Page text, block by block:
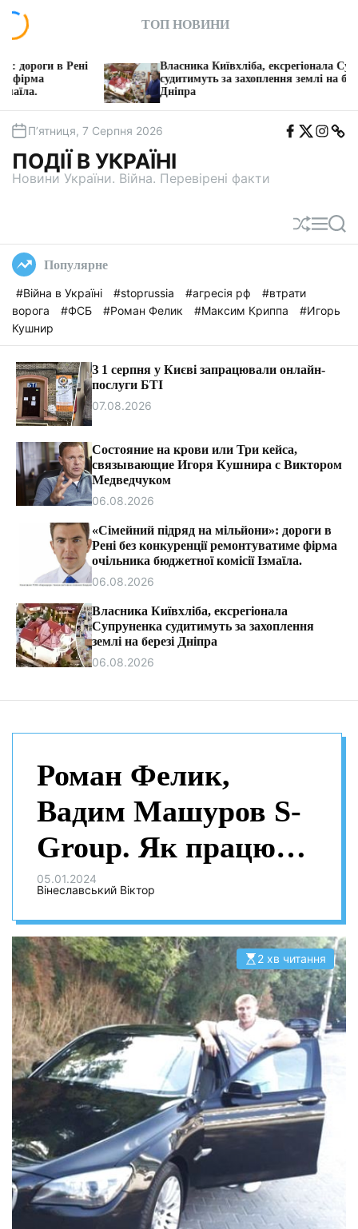
и
ТОП НОВИНИ
Київхліба, ексрегіонала Супруненка
за захоплення землі на березі
«Дрони
обшуків
П’ятниця, 7 Серпня 2026
F
T
w
I
n
T
ПОДІЇ В УКРАЇНІ
Новини України. Війна. Перевірені факти
П
е
а
т
М
е
П
о
Популярне
#Війна в Україні #stoprussia #агресія рф
#втрати
ворога
#ФСБ #Роман Фелик #Максим Криппа
#Игорь
Кушнир
З 1 серпня у Києві запрацювали онлайн-
послуги БТІ
07.08.2026
Состояние на крови или Три кейса,
связывающие Игоря Кушнира с Виктором
Медведчуком
06.08.2026
«Сімейний підряд на мільйони»: дороги в
Рені без конкуренції ремонтуватиме фірма
очільника бюджетної комісії Ізмаїла.
06.08.2026
Власника Київхліба, ексрегіонала
Супруненка судитимуть за захоплення
землі на березі Дніпра
06.08.2026
Роман Фелик,
Вадим Машуров S-
Group. Як працює
фінансова піраміда
— докладний аналіз
05.01.2024
Вінеславський Віктор
О
р
і
є
н
т
о
в
н
й
а
с
ч
н
2 хв читання